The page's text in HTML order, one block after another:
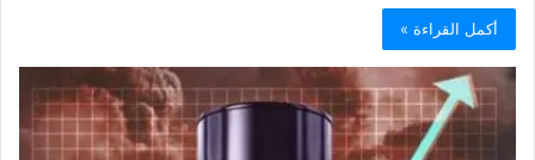
أكمل القراءة »